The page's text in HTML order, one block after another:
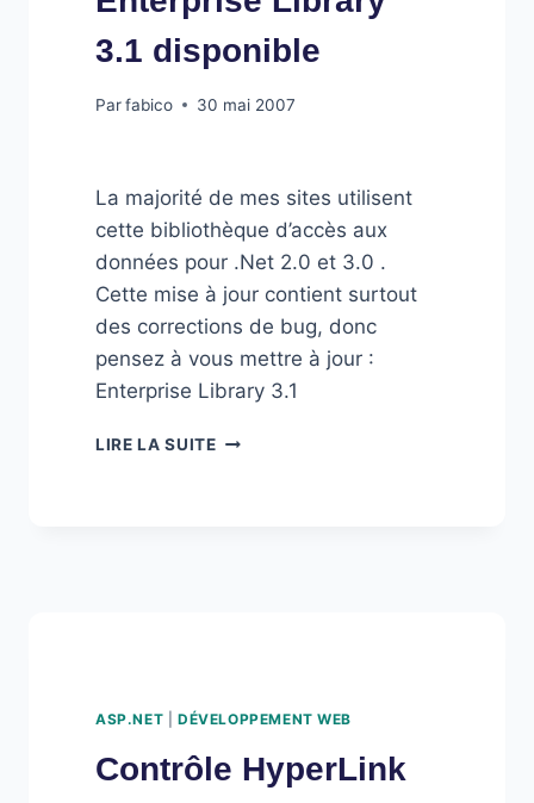
3.1 disponible
Parfabico 30 mai 2007
La majorité de mes sites utilisent
cette bibliothèque d’accès aux
données pour .Net 2.0 et 3.0 .
Cette mise à jour contient surtout
des corrections de bug, donc
pensez à vous mettre à jour :
Enterprise Library 3.1
LIRE LA SUITEENTERPRISE
ASP.NET DÉVELOPPEMENT WEB
Contrôle HyperLink